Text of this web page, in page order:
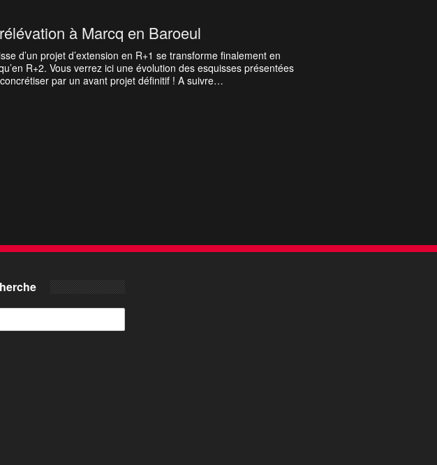
à Marcq en Baroeul
d’un projet d’extension en R+1 se transforme finalement en
R+2. Vous verrez ici une évolution des esquisses présentées
par un avant projet définitif ! A suivre…